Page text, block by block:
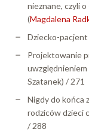
nieznane, czyli
(Magdalena
Dziecko-pacjent
Projektowanie
uwzględnieniem
Szatanek) / 271
Nigdy do końca
rodziców dzieci
/ 288